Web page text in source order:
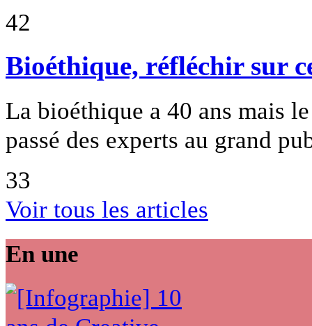
42
Bioéthique, réfléchir sur
La bioéthique a 40 ans mais
passé des experts au grand
33
Voir tous les articles
En une